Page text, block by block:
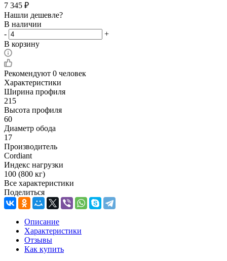
7 345 ₽
Нашли дешевле?
В наличии
-
+
В корзину
Рекомендуют 0 человек
Характеристики
Ширина профиля
215
Высота профиля
60
Диаметр обода
17
Производитель
Cordiant
Индекс нагрузки
100 (800 кг)
Все характеристики
Поделиться
Описание
Характеристики
Отзывы
Как купить